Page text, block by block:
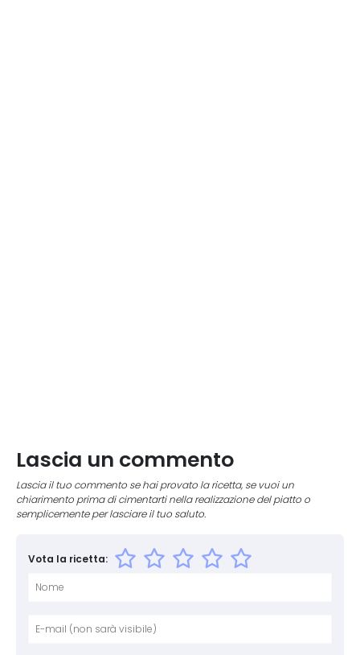
Lascia un commento
Lascia il tuo commento se hai provato la ricetta, se vuoi un
chiarimento prima di cimentarti nella realizzazione del piatto o
semplicemente per lasciare il tuo saluto.
Vota la ricetta: